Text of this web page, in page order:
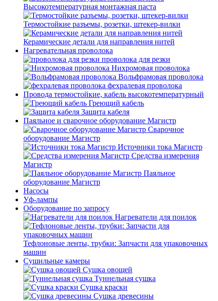
Высокотемпературная монтажная паста
Термостойкие разъемы, розетки, штекер-вилки
Керамические детали для направления нитей
Нагревательная проволока
проволока для резки
Нихромовая проволока
Вольфрамовая проволока
фехралевая проволока
Провода термостойкие, кабель высокотемпературный
Греющий кабель
Защита кабеля
Паяльное и сварочное оборудование Магистр
Сварочное
оборудование Магистр
Источники тока Магистр
Средства измерения
Магистр
Паяльное
оборудование Магистр
Насосы
Уф-лампы
Оборудование по запросу
Нагреватели для поилок
Тефлоновые ленты, трубки: Запчасти для упаковочных
машин
Сушильные камеры
Сушка овощей
Туннельная сушка
Сушка краски
Сушка древесины